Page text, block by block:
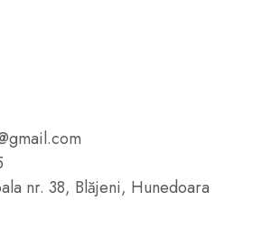
nr. 38, Blăjeni, Hunedoara